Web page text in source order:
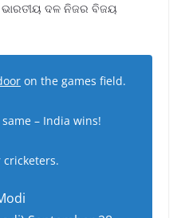
ଦଳ ନିଜର ବିଜୟ
on the games field.
– India wins!
cricketers.